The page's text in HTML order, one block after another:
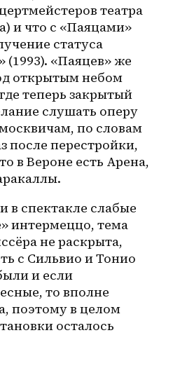
театра
и что с «Паяцами»
статуса
(1993). «Паяцев» же
открытым небом
теперь закрытый
слушать оперу
по словам
после перестройки,
в Вероне есть Арена,
спектакле слабые
интермеццо, тема
не раскрыта,
с Сильвио и Тонио
и если
то вполне
поэтому в целом
осталось